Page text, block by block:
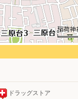
ドラッグストア